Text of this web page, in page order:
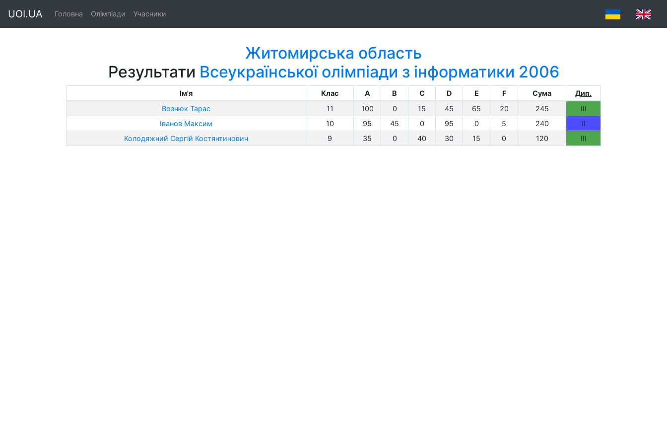
UOI.UA Головна Олімпіади Учасники
Житомирська область
Результати Всеукраїнської олімпіади з інформатики 2006
Ім'я Клас A B C D E F Сума
Дип.
Вознюк Тарас
11 100 0 15 45 65 20 245
III
Іванов Максим
10 95 45 0 95 0 5 240
II
Колодяжний Сергій Костянтинович
9 35 0 40 30 15 0 120 III